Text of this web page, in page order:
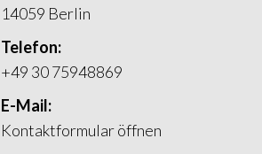
14059 Berlin
Telefon:
+49 30 75948869
E-Mail:
Kontaktformular öffnen